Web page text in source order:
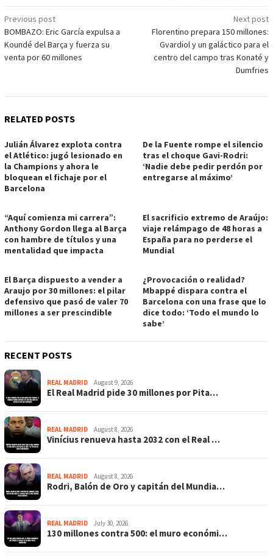
Post
navigation
Previous post
BOMBAZO: Eric García expulsa a
Koundé del Barça y fuerza su
venta por 60 millones
Next post
Florentino prepara 150 millones:
Gvardiol y un galáctico para el
centro del campo tras Konaté y
Dumfries
RELATED POSTS
Julián Álvarez explota contra
el Atlético: jugó lesionado en
la Champions y ahora le
bloquean el fichaje por el
Barcelona
De la Fuente rompe el silencio
tras el choque Gavi-Rodri:
‘Nadie debe pedir perdón por
entregarse al máximo’
“Aquí comienza mi carrera”:
Anthony Gordon llega al Barça
con hambre de títulos y una
mentalidad que impacta
El sacrificio extremo de Araújo:
viaje relámpago de 48 horas a
España para no perderse el
Mundial
El Barça dispuesto a vender a
Araujo por 30 millones: el pilar
defensivo que pasó de valer 70
millones a ser prescindible
¿Provocación o realidad?
Mbappé dispara contra el
Barcelona con una frase que lo
dice todo: ‘Todo el mundo lo
sabe’
RECENT POSTS
REAL MADRID August 9, 2026
El Real Madrid pide 30 millones por Pita…
REAL MADRID August 8, 2026
Vinícius renueva hasta 2032 con el Real …
REAL MADRID August 8, 2026
Rodri, Balón de Oro y capitán del Mundia…
REAL MADRID July 30, 2026
130 millones contra 500: el muro económi…